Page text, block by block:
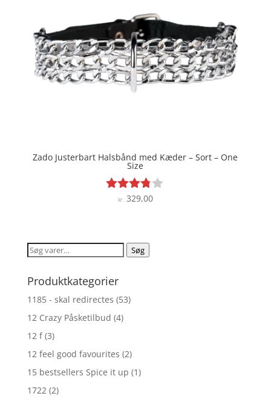
Zado Justerbart Halsbånd med Kæder – Sort – One
Size
Vurderet
kr.329,00
Søg
Søg
Produktkategorier
1185 - skal redirectes (53)
12 Crazy Påsketilbud (4)
12 f (3)
12 feel good favourites (2)
15 bestsellers Spice it up (1)
1722 (2)